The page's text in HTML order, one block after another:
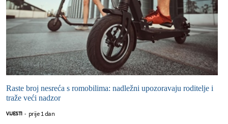
Raste broj nesreća s romobilima: nadležni upozoravaju roditelje i
traže veći nadzor
VIJESTI - prije 1 dan